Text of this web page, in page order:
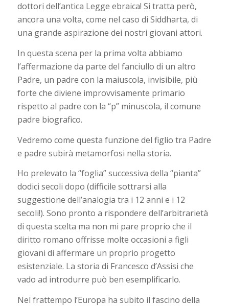
dottori dell’antica Legge ebraica! Si tratta però,
ancora una volta, come nel caso di Siddharta, di
una grande aspirazione dei nostri giovani attori.
In questa scena per la prima volta abbiamo
l’affermazione da parte del fanciullo di un altro
Padre, un padre con la maiuscola, invisibile, più
forte che diviene improvvisamente primario
rispetto al padre con la “p” minuscola, il comune
padre biografico.
Vedremo come questa funzione del figlio tra Padre
e padre subirà metamorfosi nella storia.
Ho prelevato la “foglia” successiva della “pianta”
dodici secoli dopo (difficile sottrarsi alla
suggestione dell’analogia tra i 12 anni e i 12
secoli!). Sono pronto a rispondere dell’arbitrarietà
di questa scelta ma non mi pare proprio che il
diritto romano offrisse molte occasioni a figli
giovani di affermare un proprio progetto
esistenziale. La storia di Francesco d’Assisi che
vado ad introdurre può ben esemplificarlo.
Nel frattempo l’Europa ha subito il fascino della